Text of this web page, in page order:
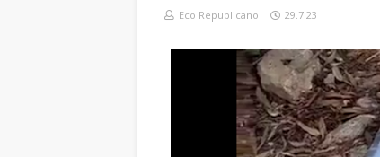
Eco Republicano 29.7.23